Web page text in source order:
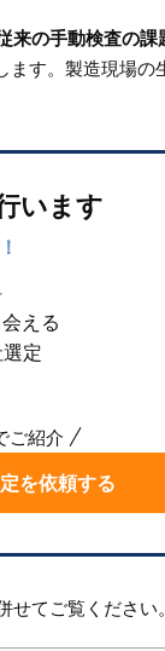
の手動検査の
ます。製造現場の
います
える
定
ご紹介
を依頼する
てご覧ください。